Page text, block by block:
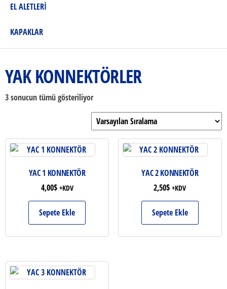
EL ALETLERİ
KAPAKLAR
YAK KONNEKTÖRLER
3 sonucun tümü gösteriliyor
YAC 1 KONNEKTÖR
4,00$ +KDV
Sepete Ekle
YAC 2 KONNEKTÖR
2,50$ +KDV
Sepete Ekle